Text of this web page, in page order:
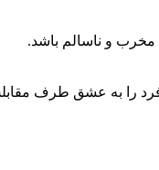
مخرب و ناسالم باشد.
را به عشق طرف